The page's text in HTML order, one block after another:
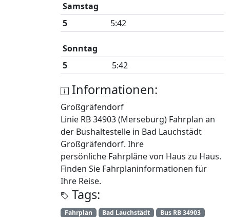
Samstag
5
5:42
Sonntag
5
5:42
Informationen:
Großgräfendorf
Linie RB 34903 (Merseburg) Fahrplan an
der Bushaltestelle in Bad Lauchstädt
Großgräfendorf. Ihre
persönliche Fahrpläne von Haus zu Haus.
Finden Sie Fahrplaninformationen für
Ihre Reise.
Tags:
Fahrplan Bad Lauchstädt Bus RB 34903